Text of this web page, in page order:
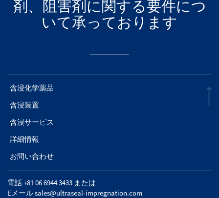
剤、阻害剤に関する要件につ
いて承っております
含浸化学薬品
含浸装置
含浸サービス
詳細情報
お問い合わせ
電話 +81 06 6944 3433 または
Eメールsales@ultraseal-impregnation.com